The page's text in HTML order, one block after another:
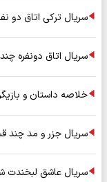
سریال ترکی اتاق دو
سریال اتاق دونفره
خلاصه داستان و
سریال جزر و مد چند
سریال عاشق لبخندت